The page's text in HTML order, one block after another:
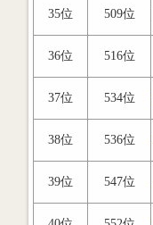
35位 509位
36位 516位
37位 534位
38位 536位
39位 547位